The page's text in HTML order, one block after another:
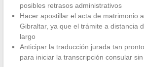
posibles retrasos administrativos
Hacer apostillar el acta de matrimonio
Gibraltar, ya que el trámite a distancia
largo
Anticipar la traducción jurada tan
para iniciar la transcripción consular